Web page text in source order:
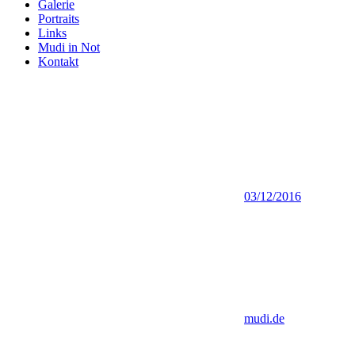
Galerie
Portraits
Links
Mudi in Not
Kontakt
03/12/2016
mudi.de